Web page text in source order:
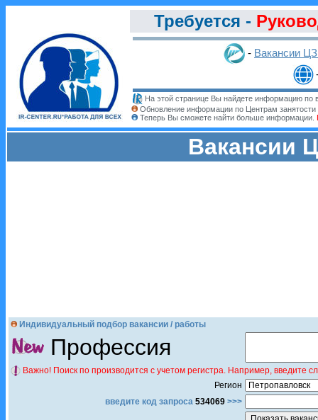
Требуется -
- Вакансии
На этой странице Вы найдете информацию по
Обновление информации по Центрам занятости
Теперь Вы сможете найти больше информации.
Вакансии
Индивидуальный подбор вакансии / работы
Профессия
Важно! Поиск по производится с учетом регистра. Например,
Регион
введите код запроса 534069 >>>